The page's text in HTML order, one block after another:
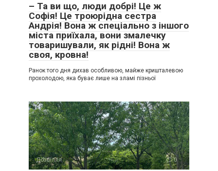
– Та ви що, люди добрі! Це ж
Софія! Це троюрідна сестра
Андрія! Вона ж спеціально з іншого
міста приїхала, вони змалечку
товаришували, як рідні! Вона ж
своя, кровна!
Ранок того дня дихав особливою, майже кришталевою
прохолодою, яка буває лише на зламі пізньої
Дозвілля 0